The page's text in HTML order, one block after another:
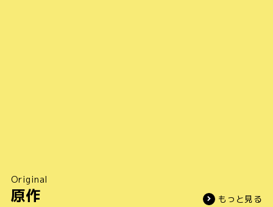
Original
原作 もっと見る